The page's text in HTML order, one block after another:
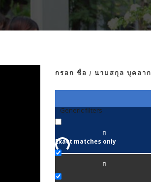
กรอก ชื่อ / นามสกุล บุคลา
Generic filters
Exact matches only